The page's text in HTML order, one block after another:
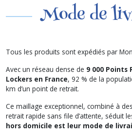
Mode de
Tous les produits sont expédiés par
Avec un réseau dense de 9 000 Points
Lockers en France, 92 % de la
km d’un point de retrait.
Ce maillage exceptionnel, combiné à
retrait rapide sans file d’attente, séduit
hors domicile est leur mode de